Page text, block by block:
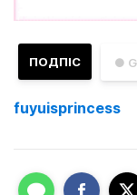
●
ПОДПІС
fuyuisprincess